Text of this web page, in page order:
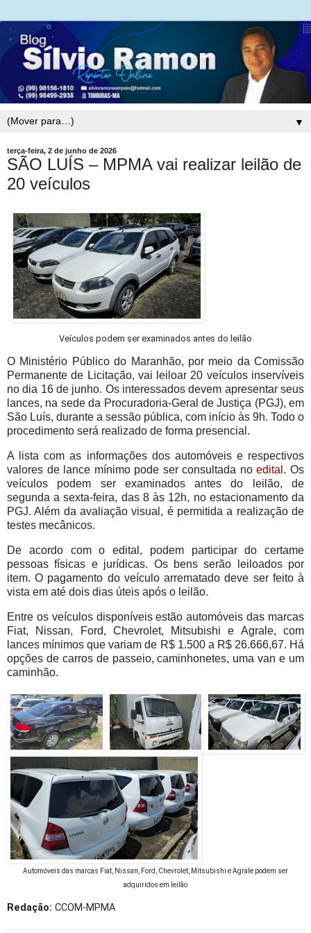
▼
terça-feira, 2 de junho de 2026
SÃO LUÍS – MPMA vai realizar leilão de
20 veículos
Veículos podem ser examinados antes do leilão
O Ministério Público do Maranhão, por meio da Comissão
Permanente de Licitação, vai leiloar 20 veículos inservíveis
no dia 16 de junho. Os interessados devem apresentar seus
lances, na sede da Procuradoria-Geral de Justiça (PGJ), em
São Luís, durante a sessão pública, com início às 9h. Todo o
procedimento será realizado de forma presencial.
A lista com as informações dos automóveis e respectivos
valores de lance mínimo pode ser consultada noedital . Os
veículos podem ser examinados antes do leilão, de
segunda a sexta-feira, das 8 às 12h, no estacionamento da
PGJ. Além da avaliação visual, é permitida a realização de
testes mecânicos.
De acordo com o edital, podem participar do certame
pessoas físicas e jurídicas. Os bens serão leiloados por
item. O pagamento do veículo arrematado deve ser feito à
vista em até dois dias úteis após o leilão.
Entre os veículos disponíveis estão automóveis das marcas
Fiat, Nissan, Ford, Chevrolet, Mitsubishi e Agrale, com
lances mínimos que variam de R$ 1.500 a R$ 26.666,67. Há
opções de carros de passeio, caminhonetes, uma van e um
caminhão.
Automóveis das marcas Fiat, Nissan, Ford, Chevrolet, Mitsubishi e Agrale podem ser
adquiridos em leilão
Redação: CCOM-MPMA